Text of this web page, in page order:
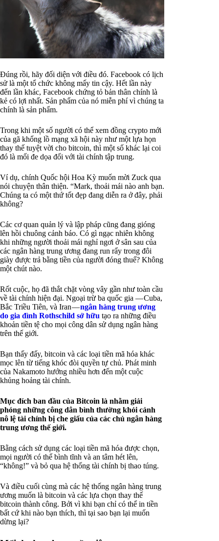
Đúng rồi, hãy đối diện với điều đó. Facebook có lịch
sử là một tổ chức không mấy tin cậy. Hết lần này
đến lần khác, Facebook chứng tỏ bản thân chính là
kẻ có lợi nhất. Sản phẩm của nó miễn phí vì chúng ta
chính là sản phẩm.
Trong khi một số người có thể xem đồng crypto mới
của gã khổng lồ mạng xã hội này như một lựa họn
thay thế tuyệt vời cho bitcoin, thì một số khác lại coi
đó là mối đe dọa đối với tài chính tập trung.
Ví dụ, chính Quốc hội Hoa Kỳ muốn mời Zuck qua
nói chuyện thân thiện. “Mark, thoải mái nào anh bạn.
Chúng ta có một thứ tốt đẹp đang diễn ra ở đây, phải
không?
Các cơ quan quản lý và lập pháp cũng đang gióng
lên hồi chuông cảnh báo. Có gì ngạc nhiên không
khi những người thoải mái nghỉ ngơi ở sân sau của
các ngân hàng trung ương đang run rẩy trong đôi
giày được trả bằng tiền của người đóng thuế? Không
một chút nào.
Rốt cuộc, họ đã thắt chặt vòng vây gần như toàn cầu
về tài chính hiện đại. Ngoại trừ ba quốc gia — Cuba,
Bắc Triều Tiên, và Iran —ngân hàng trung ương
do gia đình Rothschild sở hữu tạo ra những điều
khoản tiền tệ cho mọi công dân sử dụng ngân hàng
trên thế giới.
Bạn thấy đấy, bitcoin và các loại tiền mã hóa khác
mọc lên từ tiếng khóc đòi quyền tự chủ. Phát minh
của Nakamoto hướng nhiều hơn đến một cuộc
khủng hoảng tài chính.
Mục đích ban đầu của Bitcoin là nhằm giải
phóng những công dân bình thường khỏi cảnh
nô lệ tài chính bị che giấu của các chủ ngân hàng
trung ương thế giới.
Bằng cách sử dụng các loại tiền mã hóa được chọn,
mọi người có thể bình tĩnh và an tâm hét lên,
“không!” và bỏ qua hệ thống tài chính bị thao túng.
Và điều cuối cùng mà các hệ thống ngân hàng trung
ương muốn là bitcoin và các lựa chọn thay thế
bitcoin thành công. Bởi vì khi bạn chỉ có thể in tiền
bất cứ khi nào bạn thích, thì tại sao bạn lại muốn
dừng lại?